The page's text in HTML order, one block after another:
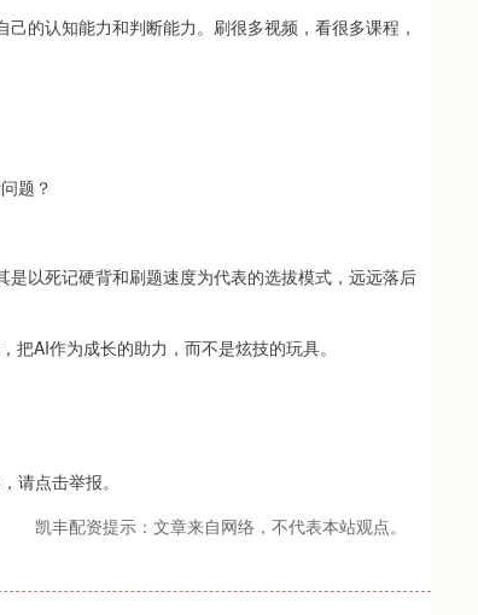
的认知能力和判断能力。刷很多视频，看很多课程，
题？
以死记硬背和刷题速度为代表的选拔模式，远远落后
AI作为成长的助力，而不是炫技的玩具。
请点击举报。
凯丰配资提示：文章来自网络，不代表本站观点。